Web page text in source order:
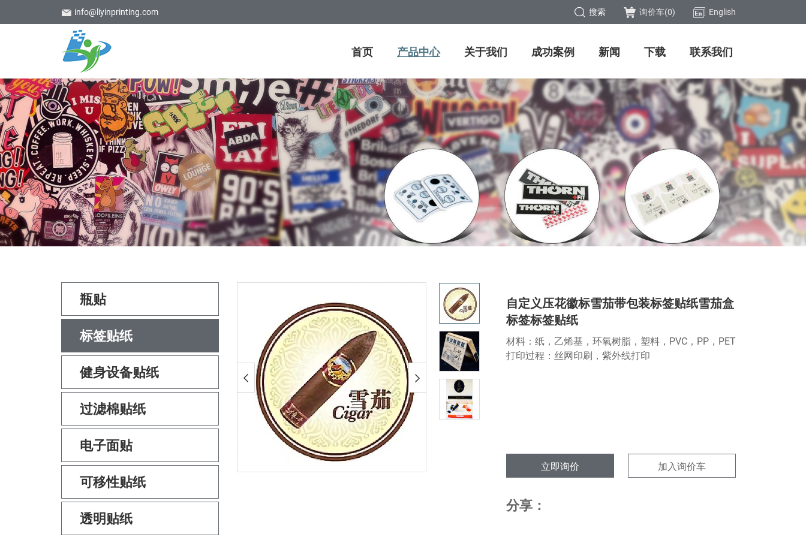
info@liyinprinting.com English
询价车(0)
搜索
首页 产品中心 关于我们 成功案例 新闻 下载 联系我们
瓶贴
标签贴纸
健身设备贴纸
过滤棉贴纸
电子面贴
可移性贴纸
透明贴纸
自定义压花徽标雪茄带包装标签贴纸雪茄盒
标签标签贴纸
材料：纸，乙烯基，环氧树脂，塑料，PVC，PP，PET
打印过程：丝网印刷，紫外线打印
立即询价 加入询价车
分享：